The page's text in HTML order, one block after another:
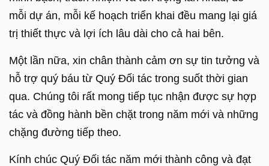
mỗi dự án, mỗi kế hoạch triển khai đều mang lại giá
trị thiết thực và lợi ích lâu dài cho cả hai bên.
Một lần nữa, xin chân thành cảm ơn sự tin tưởng và
hỗ trợ quý báu từ Quý Đối tác trong suốt thời gian
qua. Chúng tôi rất mong tiếp tục nhận được sự hợp
tác và đồng hành bền chặt trong năm mới và những
chặng đường tiếp theo.
Kính chúc Quý Đối tác năm mới thành công và đạt